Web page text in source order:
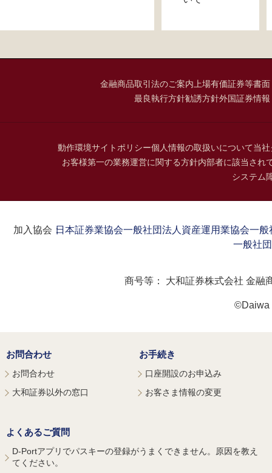
金融商品取引法のご案内 上場有価証券等書
最良執行方針勧誘方針外国証券情
動作環境サイトポリシー個人情報の取扱いについて当
お客様第一の業務運営に関する方針内部者に該当され
システム
加入協会：日本証券業協会一般社団法人資産運用業協会一般
一般社
商号等： 大和証券株式会社 金融
©Daiwa
お問合わせ
お問合わせ
大和証券以外の窓口
お手続き
口座開設のお申込み
お客さま情報の変更
よくあるご質問
D-Portアプリでパスキーの登録がうまくできません。原因を教え
てください。